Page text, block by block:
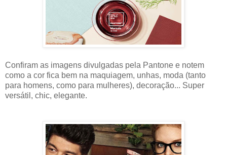
Confiram as imagens divulgadas pela Pantone e notem
como a cor fica bem na maquiagem, unhas, moda (tanto
para homens, como para mulheres), decoração... Super
versátil, chic, elegante.